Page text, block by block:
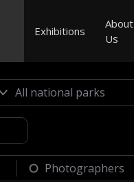
Exhibitions
About
Us
Photographers